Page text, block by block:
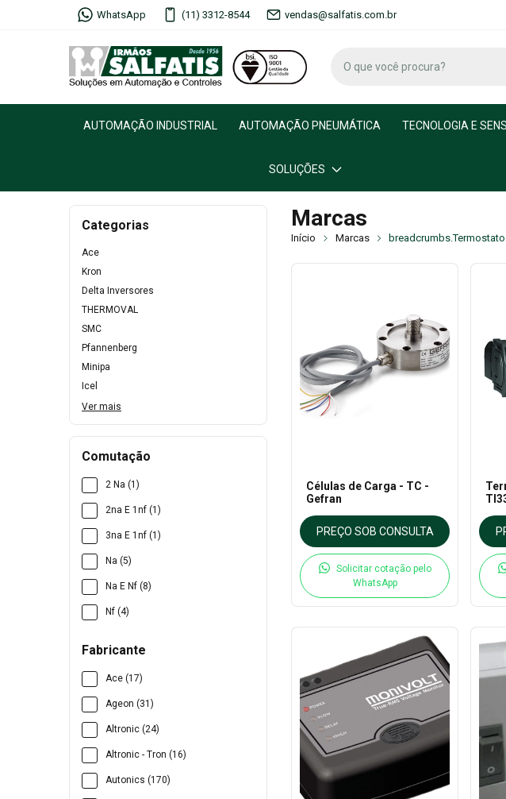
WhatsApp (11) 3312-8544 vendas@salfatis.com.br
AUTOMAÇÃO INDUSTRIAL AUTOMAÇÃO PNEUMÁTICA TECNOLOGIA E
SOLUÇÕES
Categorias
Ace
Kron
Delta Inversores
THERMOVAL
SMC
Pfannenberg
Minipa
Icel
Ver mais
Comutação
2 Na (1)
2na E 1nf (1)
3na E 1nf (1)
Na (5)
Na E Nf (8)
Nf (4)
Fabricante
Ace (17)
Ageon (31)
Altronic (24)
Altronic - Tron (16)
Autonics (170)
Marcas
Início Marcas
Células de Carga - TC -
Gefran
PREÇO SOB CONSULTA
Solicitar cotação pelo
WhatsApp